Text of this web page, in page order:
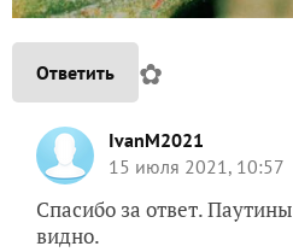
Ответить ✿
IvanM2021
15 июля 2021, 10:57
Спасибо за ответ.
видно.